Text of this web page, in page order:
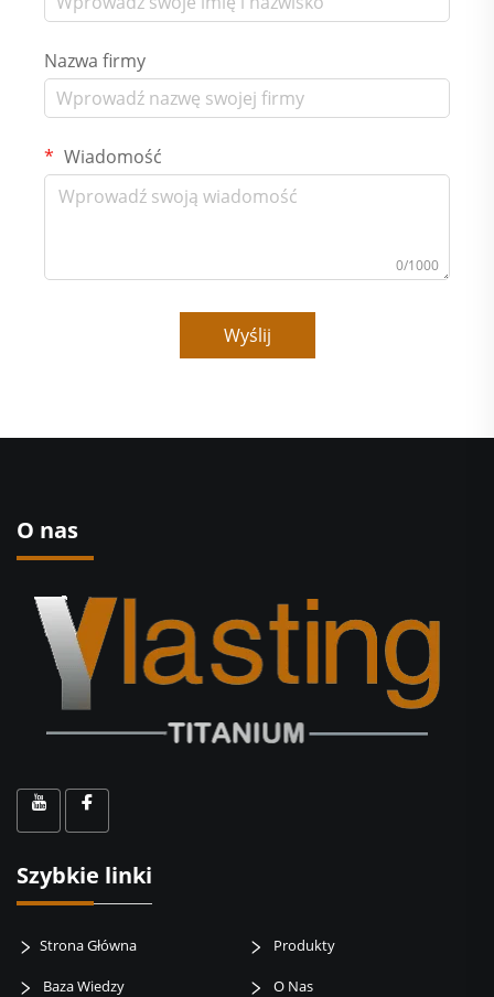
Nazwa firmy
Wiadomość
0/1000
Wyślij
O nas
Szybkie linki
Strona Główna Produkty
Baza Wiedzy O Nas